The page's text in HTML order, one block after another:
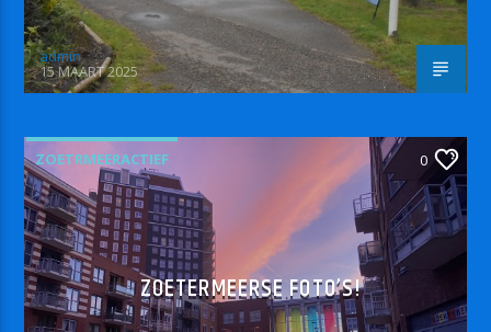
admin
15 MAART 2025
ZOETRMEERACTIEF 0
ZOETERMEERSE FOTO’S!